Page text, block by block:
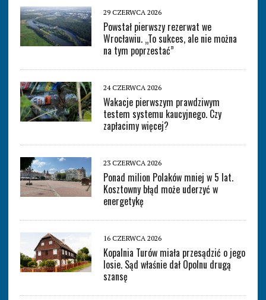
29 CZERWCA 2026
Powstał pierwszy rezerwat we
Wrocławiu. „To sukces, ale nie można
na tym poprzestać”
24 CZERWCA 2026
Wakacje pierwszym prawdziwym
testem systemu kaucyjnego. Czy
zapłacimy więcej?
23 CZERWCA 2026
Ponad milion Polaków mniej w 5 lat.
Kosztowny błąd może uderzyć w
energetykę
16 CZERWCA 2026
Kopalnia Turów miała przesądzić o jego
losie. Sąd właśnie dał Opolnu drugą
szansę